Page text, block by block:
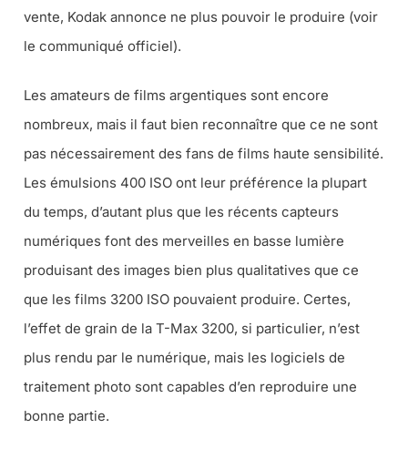
vente, Kodak annonce ne plus pouvoir le produire (voir
le communiqué officiel).
Les amateurs de films argentiques sont encore
nombreux, mais il faut bien reconnaître que ce ne sont
pas nécessairement des fans de films haute sensibilité.
Les émulsions 400 ISO ont leur préférence la plupart
du temps, d’autant plus que les récents capteurs
numériques font des merveilles en basse lumière
produisant des images bien plus qualitatives que ce
que les films 3200 ISO pouvaient produire. Certes,
l’effet de grain de la T-Max 3200, si particulier, n’est
plus rendu par le numérique, mais les logiciels de
traitement photo sont capables d’en reproduire une
bonne partie.